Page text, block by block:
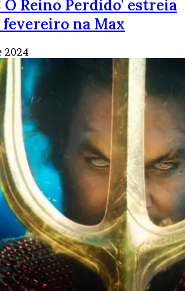
O Reino Perdido’ estreia
fevereiro na Max
2024